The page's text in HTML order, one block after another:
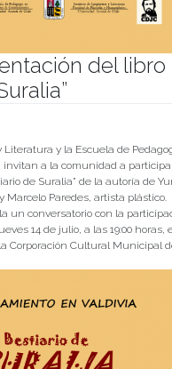
del libro
y la Escuela de
a la comunidad a
de Suralia” de la autoría de
Marcelo Paredes, artista plástico.
un conversatorio con la
14 de julio, a las 19:00 horas,
Corporación Cultural Municipal